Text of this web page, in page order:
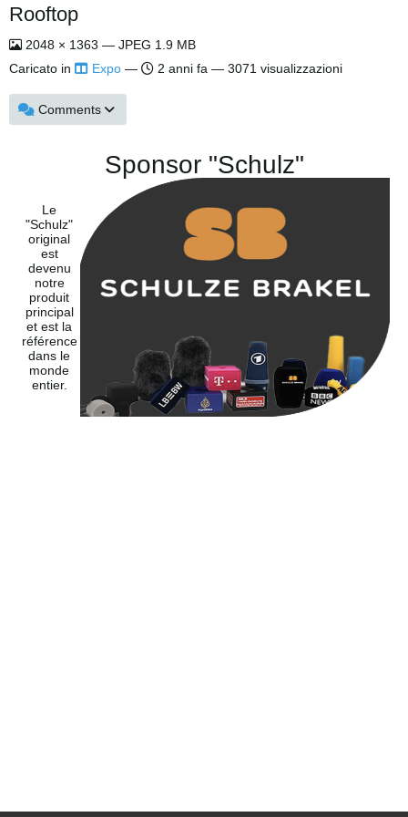
Rooftop
2048 × 1363 — JPEG 1.9 MB
Caricato in
Expo — 2 anni fa — 3071 visualizzazioni
Comments
Sponsor "Schulz"
Le
"Schulz"
original
est
devenu
notre
produit
principal
et est la
référence
dans le
monde
entier.